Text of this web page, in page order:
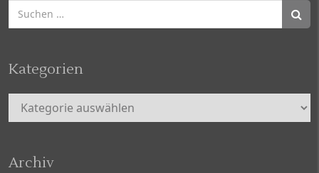
Suchen
nach:
Kategorien
Kategorien
Archiv